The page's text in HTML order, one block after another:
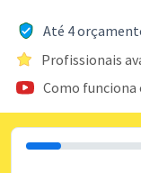
Até 4
Profissionais
Como funciona